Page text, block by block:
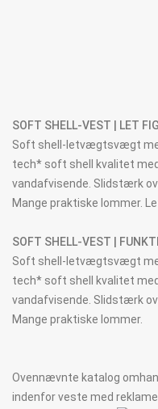
SOFT SHELL-VEST | LET
Soft shell-letvægtsvægt
tech* soft shell kvalitet
vandafvisende. Slidstærk
Mange praktiske lommer.
SOFT SHELL-VEST |
Soft shell-letvægtsvægt
tech* soft shell kvalitet
vandafvisende. Slidstærk
Mange praktiske lommer.
Ovennævnte katalog
indenfor veste med